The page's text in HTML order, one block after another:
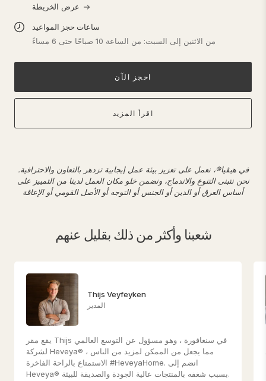
عرض الخريطة
ساعات حجز المواعيد
من الاثنين إلى السبت: من الساعة 10 صباحًا حتى 6 مساءً
احجز الآن
اقرأ المزيد
في هيڤيا®، نعمل على تعزيز بيئة عمل إيجابية تزدهر بالتعاون والاحترافية.
نحن نتبنى التنوع والاندماج، ونضمن خلو مكان العمل لدينا من التمييز على
أساس العرق أو الدين أو الجنس أو التوجه أو الأصل القومي أو الإعاقة
شعبنا وأكثر من ذلك بقليل عنهم
Thijs Veyfeyken
المدير
يقع مقر Thijs في سنغافورة ، وهو مسؤول عن التوسع العالمي
لشركة Heveya® ، مما يجعل من الممكن لمزيد من الناس
الاستمتاع بالراحة الفاخرة #HeveyaHome. انضم إلى
Heveya® بسبب شغفه بالمنتجات عالية الجودة والصديقة للبيئة.